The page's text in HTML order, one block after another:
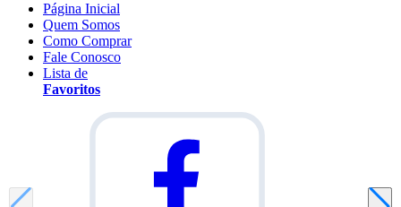
Página Inicial
Quem Somos
Como Comprar
Fale Conosco
Lista de
Favoritos